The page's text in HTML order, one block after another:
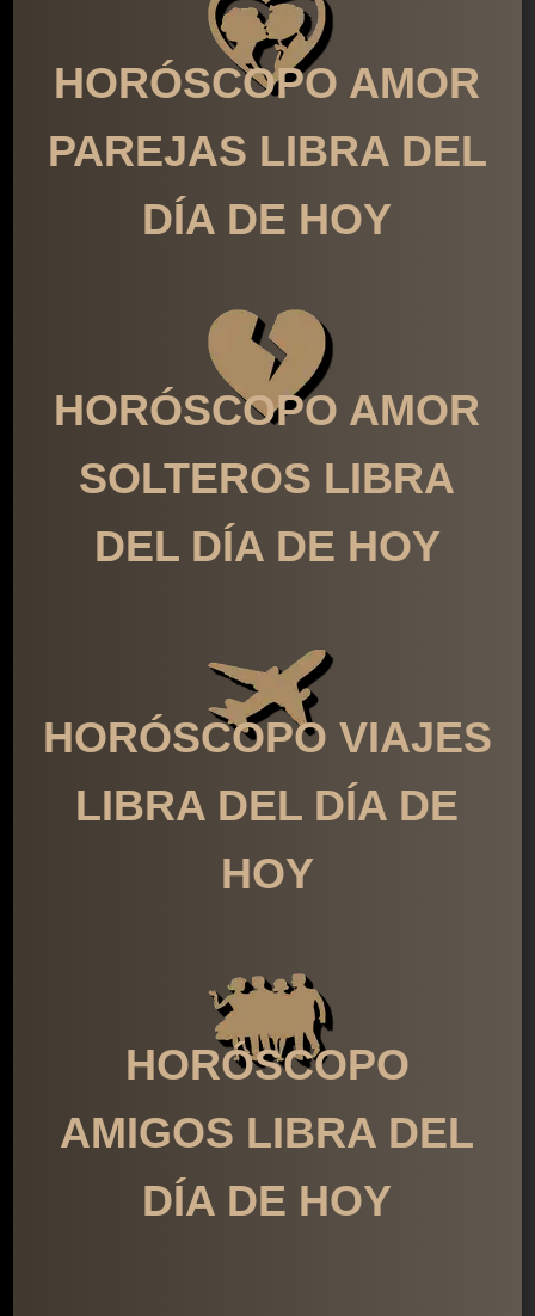
HORÓSCOPO AMOR
PAREJAS LIBRA DEL
DÍA DE HOY
HORÓSCOPO AMOR
SOLTEROS LIBRA
DEL DÍA DE HOY
HORÓSCOPO VIAJES
LIBRA DEL DÍA DE
HOY
HORÓSCOPO
AMIGOS LIBRA DEL
DÍA DE HOY